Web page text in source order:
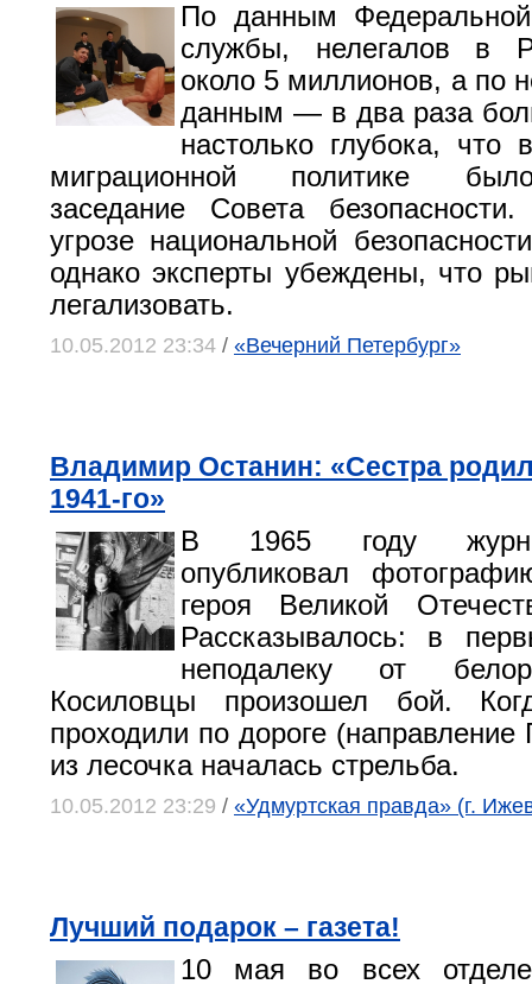
По данным
службы, нелегалов в
около 5 миллионов, а по
данным — в два раза
настолько глубока, что
миграционной политике
заседание Совета
угрозе национальной
однако эксперты убеждены, что
легализовать.
10.05.2012 23:34 / «Вечерний Петербург»
Владимир Останин: «Сестра
1941-го»
В 1965 году
опубликовал
героя Великой
Рассказывалось: в
неподалеку от
Косиловцы произошел бой.
проходили по дороге
из лесочка началась стрельба.
10.05.2012 23:29 / «Удмуртская правда» (г.
Лучший подарок – газета!
10 мая во всех